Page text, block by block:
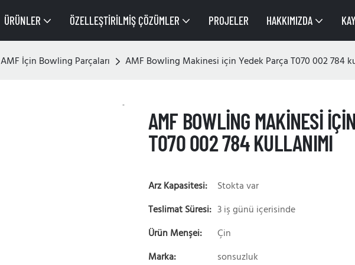
ÜRÜNLER ÖZELLEŞTIRILMIŞ ÇÖZÜMLER PROJELER HAKKIMIZDA
AMF İçin Bowling Parçaları AMF Bowling Makinesi için Yedek Parça T070 002 784
AMF BOWLING MAKINESI
T070 002 784 KULLANIMI
Arz Kapasitesi:
Stokta var
Teslimat Süresi: 3 iş günü içerisinde
Ürün Menşei:
Çin
Marka:
sonsuzluk